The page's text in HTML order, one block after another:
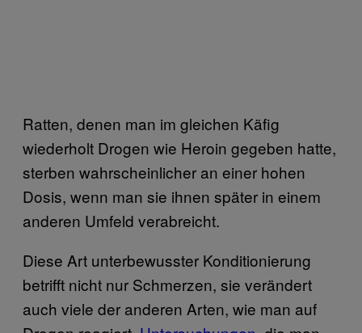
Ratten, denen man im gleichen Käfig
wiederholt Drogen wie Heroin gegeben hatte,
sterben wahrscheinlicher an einer hohen
Dosis, wenn man sie ihnen später in einem
anderen Umfeld verabreicht.
Diese Art unterbewusster Konditionierung
betrifft nicht nur Schmerzen, sie verändert
auch viele der anderen Arten, wie man auf